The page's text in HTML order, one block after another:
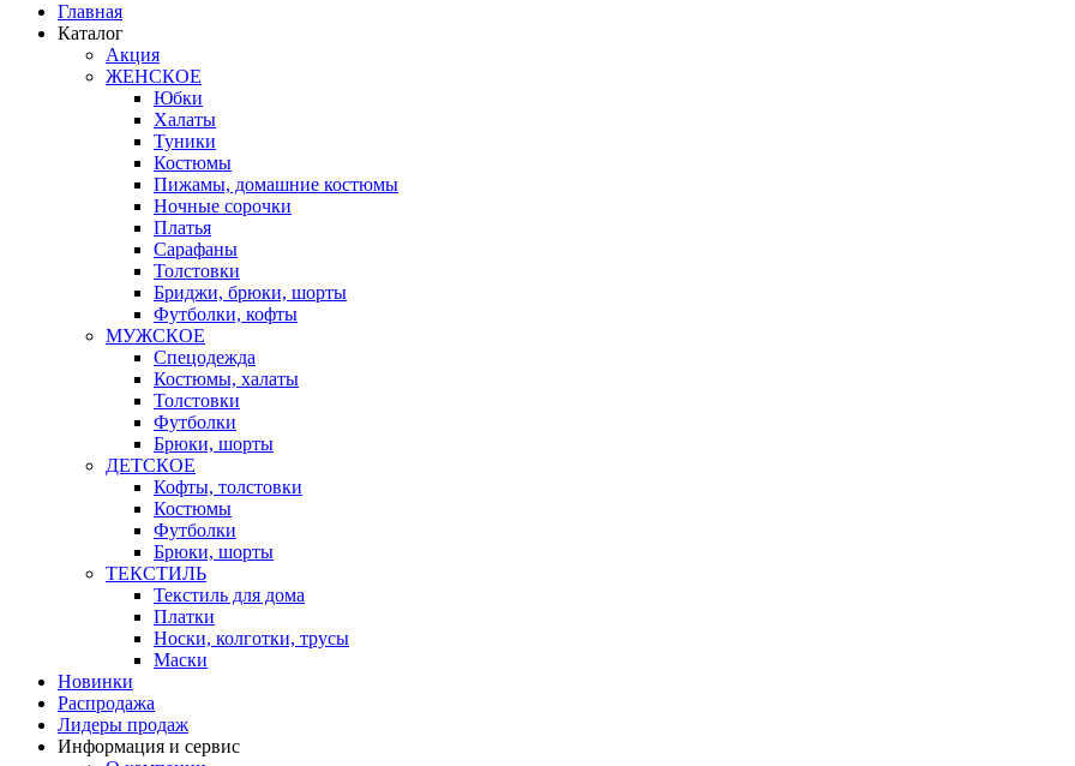
Главная
Каталог
Акция
ЖЕНСКОЕ
Юбки
Халаты
Туники
Костюмы
Пижамы, домашние костюмы
Ночные сорочки
Платья
Сарафаны
Толстовки
Бриджи, брюки, шорты
Футболки, кофты
МУЖСКОЕ
Спецодежда
Костюмы, халаты
Толстовки
Футболки
Брюки, шорты
ДЕТСКОЕ
Кофты, толстовки
Костюмы
Футболки
Брюки, шорты
ТЕКСТИЛЬ
Текстиль для дома
Платки
Носки, колготки, трусы
Маски
Новинки
Распродажа
Лидеры продаж
Информация и сервис